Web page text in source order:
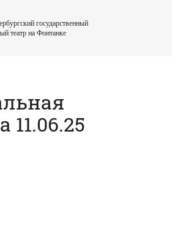
государственный
театр на Фонтанке